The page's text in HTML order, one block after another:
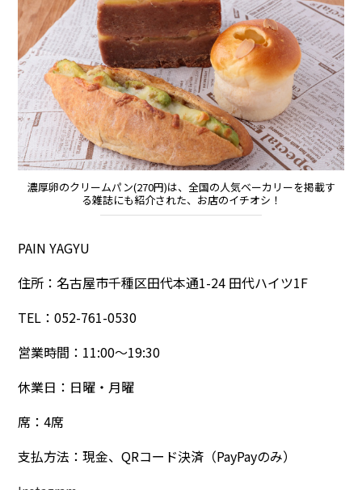
濃厚卵のクリームパン(270円)は、全国の人気ベーカリーを掲載す
る雑誌にも紹介された、お店のイチオシ！
PAIN YAGYU
住所：名古屋市千種区田代本通1-24 田代ハイツ1F
TEL：052-761-0530
営業時間：11:00～19:30
休業日：日曜・月曜
席：4席
支払方法：現金、QRコード決済（PayPayのみ）